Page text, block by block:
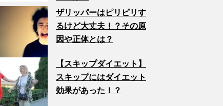
ザリッパーはピリピリす
るけど大丈夫！？その原
因や正体とは？
【スキップダイエット】
スキップにはダイエット
効果があった！？